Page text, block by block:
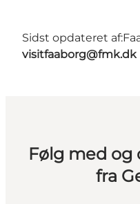
Sidst opdateret af:
visitfaaborg@fmk.dk
Følg med og
fra